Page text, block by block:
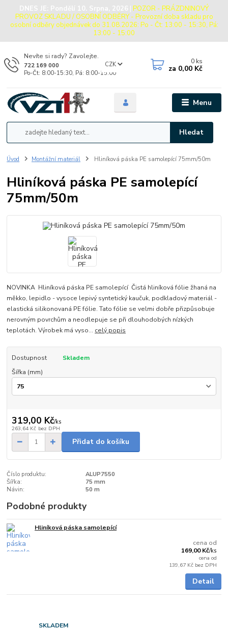
DNES JE: Pondělí 10. Srpna, 2026 | POZOR - PRÁZDNINOVÝ
PROVOZ SKLADU / OSOBNÍ ODBĚRY - Provozní doba skladu pro
osobní odběry objednávek do 31.08.2026: Po - Čt: 13:00 - 15:30, Pá:
13:00 - 15:00
Menu
CZK
Hledat
Nevíte si rady? Zavolejte.
722 169 000
Po-Čt: 8:00-15:30, Pá: 8:00-15:00
0 ks
za 0,00 Kč
Úvod Montážní materiál Hliníková páska PE samolepící 75mm/50m
Hliníková páska PE samolepící
75mm/50m
NOVINKA Hliníková páska PE samolepící Čistá hliníková fólie žhaná na
měkko, lepidlo - vysoce lepivý syntetický kaučuk, podkladový materiál -
elastická silikonovaná PE fólie. Tato fólie se velmi dobře přizpůsobuje
nerovným povrchům a neodlepuje se při dlouhodobých nízkých
teplotách. Výrobek má vyso... celý popis
Dostupnost
Skladem
Šířka (mm)
319,00 Kč/ks
263,64 Kč bez DPH
Přidat do košíku
Číslo produktu:
ALUP7550
Šířka:
75 mm
Návin:
50 m
Podobné produkty
Hliníková páska samolepící
cena od
169,00 Kč/ks
cena od
139,67 Kč bez DPH
Detail
SKLADEM